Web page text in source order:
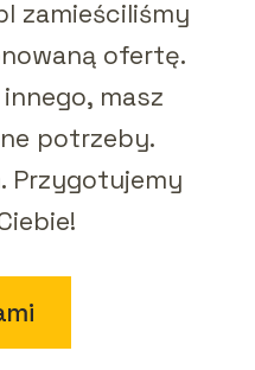
zamieściliśmy
ofertę.
masz
potrzeby.
Przygotujemy